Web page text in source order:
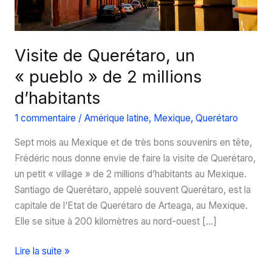
Visite de Querétaro, un
« pueblo » de 2 millions
d’habitants
1 commentaire / Amérique latine, Mexique, Querétaro
Sept mois au Mexique et de très bons souvenirs en tête,
Frédéric nous donne envie de faire la visite de Querétaro,
un petit « village » de 2 millions d’habitants au Mexique.
Santiago de Querétaro, appelé souvent Querétaro, est la
capitale de l’Etat de Querétaro de Arteaga, au Mexique.
Elle se situe à 200 kilomètres au nord-ouest […]
Visite
Lire la suite »